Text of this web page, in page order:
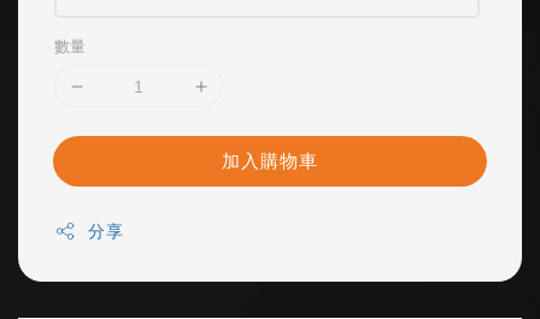
數量
加入購物車
分享